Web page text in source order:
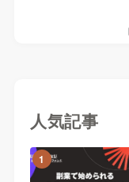
人気記事
1